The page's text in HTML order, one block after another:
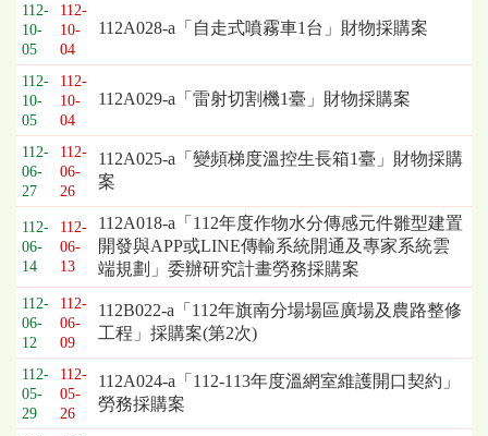
項
112-
10-
05
112-
10-
04
112A028-a「自走式噴霧車1台」財物採購案
112-
10-
05
112-
10-
04
112A029-a「雷射切割機1臺」財物採購案
112-
06-
27
112-
06-
26
112A025-a「變頻梯度溫控生長箱1臺」財物採購
案
112-
06-
14
112-
06-
13
112A018-a「112年度作物水分傳感元件雛型建置
開發與APP或LINE傳輸系統開通及專家系統雲
端規劃」委辦研究計畫勞務採購案
112-
06-
12
112-
06-
09
112B022-a「112年旗南分場場區廣場及農路整修
工程」採購案(第2次)
112-
05-
29
112-
05-
26
112A024-a「112-113年度溫網室維護開口契約」
勞務採購案